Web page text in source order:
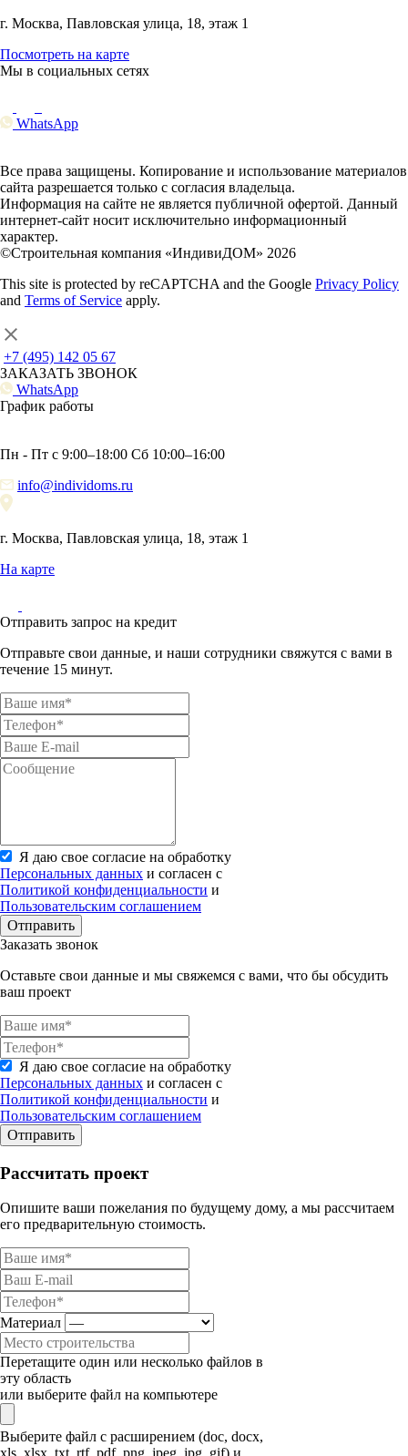
г. Москва, Павловская улица, 18, этаж 1
Посмотреть на карте
Мы в социальных сетях
WhatsApp
Все права защищены. Копирование и использование материалов
сайта разрешается только с согласия владельца.
Информация на сайте не является публичной офертой. Данный
интернет-сайт носит исключительно информационный
характер.
©Строительная компания «ИндивиДОМ» 2026
This site is protected by reCAPTCHA and the Google Privacy Policy
and Terms of Service apply.
+7 (495) 142 05 67
ЗАКАЗАТЬ ЗВОНОК
WhatsApp
График работы
Пн - Пт с 9:00–18:00 Сб 10:00–16:00
info@individoms.ru
г. Москва, Павловская улица, 18, этаж 1
На карте
Отправить запрос на кредит
Отправьте свои данные, и наши сотрудники свяжутся с вами в
течение 15 минут.
Я даю свое согласие на обработку
Персональных данных и согласен с
Политикой конфиденциальности и
Пользовательским соглашением
Отправить
Заказать звонок
Оставьте свои данные и мы свяжемся с вами, что бы обсудить
ваш проект
Я даю свое согласие на обработку
Персональных данных и согласен с
Политикой конфиденциальности и
Пользовательским соглашением
Отправить
Рассчитать проект
Опишите ваши пожелания по будущему дому, а мы рассчитаем
его предварительную стоимость.
Материал
Перетащите один или несколько файлов в
эту область
или выберите файл на компьютере
Выберите файл с расширением (doc, docx,
xls, xlsx, txt, rtf, pdf, png, jpeg, jpg, gif) и